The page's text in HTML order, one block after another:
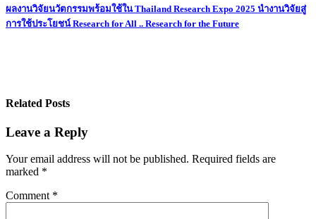
Post
navigation
ผลงานวิจัยนวัตกรรมพร้อมใช้ใน Thailand Research Expo 2025 นำงานวิจัยสู่
การใช้ประโยชน์ Research for All .. Research for the Future
Related Posts
Leave a Reply
Your email address will not be published. Required fields are
marked *
Comment *